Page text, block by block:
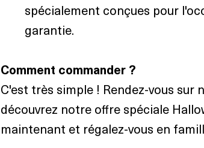
spécialement conçues pour
garantie.
Comment commander ?
C'est très simple ! Rendez-vous
découvrez notre offre spéciale
maintenant et régalez-vous en